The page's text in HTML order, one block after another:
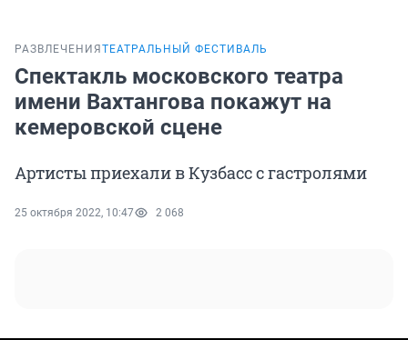
РАЗВЛЕЧЕНИЯ ТЕАТРАЛЬНЫЙ ФЕСТИВАЛЬ
Спектакль московского театра
имени Вахтангова покажут на
кемеровской сцене
Артисты приехали в Кузбасс с гастролями
25 октября 2022, 10:47 2 068